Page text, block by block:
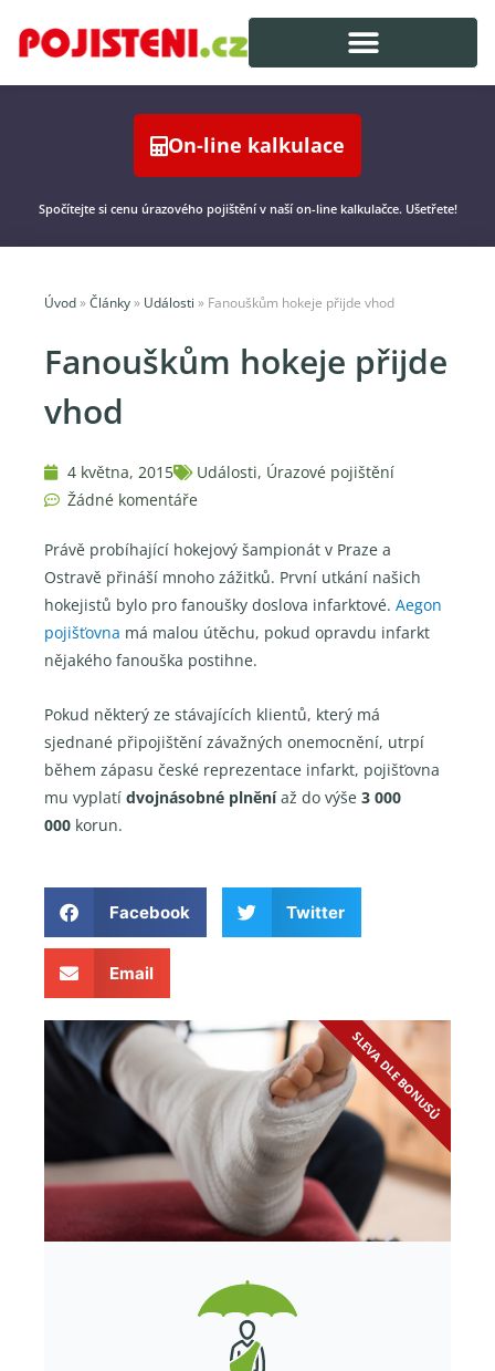
On-line kalkulace
Spočítejte si cenu úrazového pojištění v naší on-line kalkulačce. Ušetřete!
Úvod » Články » Události » Fanouškům hokeje přijde vhod
Fanouškům hokeje přijde
vhod
4 května, 2015 Události, Úrazové pojištění
Žádné komentáře
Právě probíhající hokejový šampionát v Praze a
Ostravě přináší mnoho zážitků. První utkání našich
hokejistů bylo pro fanoušky doslova infarktové. Aegon
pojišťovna má malou útěchu, pokud opravdu infarkt
nějakého fanouška postihne.
Pokud některý ze stávajících klientů, který má
sjednané připojištění závažných onemocnění, utrpí
během zápasu české reprezentace infarkt, pojišťovna
mu vyplatí dvojnásobné plněníaž do výše 3 000
000 korun.
Facebook Twitter
Email
SLEVA DLE BONUSŮ